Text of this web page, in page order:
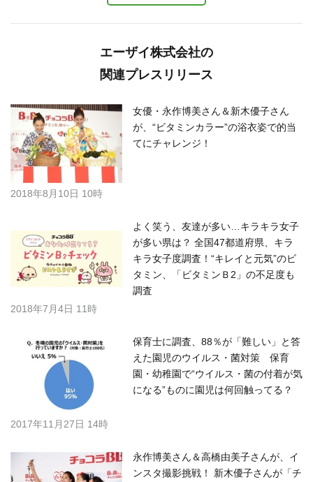
エーザイ株式会社の
関連プレスリリース
女優・永作博美さん＆新木優子さん
が、“ビタミンカラー”の浴衣姿で的当
てにチャレンジ！
2018年8月10日 10時
よく笑う、友達が多い…キラキラ女子
が多い県は？ 全国47都道府県、キラ
キラ女子度調査！“キレイと元気”のビ
タミン、「ビタミンＢ2」の不足度も
調査
2018年7月4日 11時
保育士に調査、88％が「難しい」と答
えた園児のウイルス・菌対策 保育
園・幼稚園で“ウイルス・菌の付着が気
になる”ものに園児は何回触ってる？
2017年11月27日 14時
永作博美さん＆高橋由美子さんが、イ
ンスタ撮影挑戦！ 新木優子さんが「チ